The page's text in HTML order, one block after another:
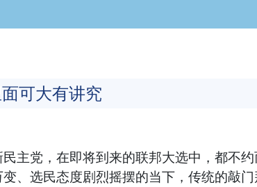
可大有讲究
主党，在即将到来的联邦大选中，都不
、选民态度剧烈摇摆的当下，传统的敲